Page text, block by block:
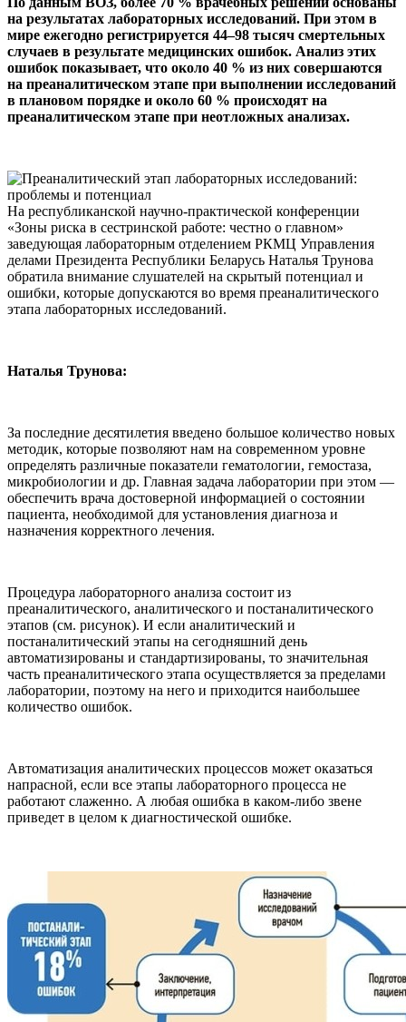
на результатах лабораторных исследований. При этом в
мире ежегодно регистрируется 44–98 тысяч смертельных
случаев в результате медицинских ошибок. Анализ этих
ошибок показывает, что около 40 % из них совершаются
на преаналитическом этапе при выполнении исследований
в плановом порядке и около 60 % происходят на
преаналитическом этапе при неотложных анализах.
На республиканской научно-практической конференции
«Зоны риска в сестринской работе: честно о главном»
заведующая лабораторным отделением РКМЦ Управления
делами Президента Республики Беларусь Наталья Трунова
обратила внимание слушателей на скрытый потенциал и
ошибки, которые допускаются во время преаналитического
этапа лабораторных исследований.
Наталья Трунова:
За последние десятилетия введено большое количество новых
методик, которые позволяют нам на современном уровне
определять различные показатели гематологии, гемостаза,
микробиологии и др. Главная задача лаборатории при этом —
обеспечить врача достоверной информацией о состоянии
пациента, необходимой для установления диагноза и
назначения корректного лечения.
Процедура лабораторного анализа состоит из
преаналитического, аналитического и постаналитического
этапов (см. рисунок). И если аналитический и
постаналитический этапы на сегодняшний день
автоматизированы и стандартизированы, то значительная
часть преаналитического этапа осуществляется за пределами
лаборатории, поэтому на него и приходится наибольшее
количество ошибок.
Автоматизация аналитических процессов может оказаться
напрасной, если все этапы лабораторного процесса не
работают слаженно. А любая ошибка в каком-либо звене
приведет в целом к диагностической ошибке.